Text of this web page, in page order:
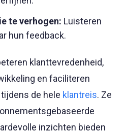
te verhogen: Luisteren
hun feedback.
klanttevredenheid,
en faciliteren
de hele klantreis. Ze
inzichten bieden